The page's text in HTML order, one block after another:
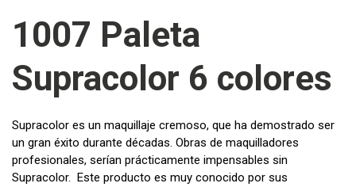
1007 Paleta
Supracolor 6 colores
Supracolor es un maquillaje cremoso, que ha demostrado ser
un gran éxito durante décadas. Obras de maquilladores
profesionales, serían prácticamente impensables sin
Supracolor. Este producto es muy conocido por sus